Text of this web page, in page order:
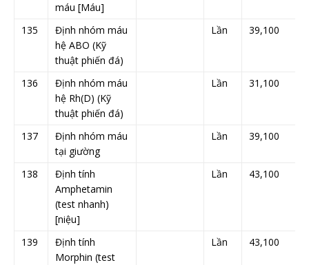
máu [Máu]
135
Định nhóm máu
hệ ABO (Kỹ
thuật phiến đá)
Lần 39,100
136
Định nhóm máu
hệ Rh(D) (Kỹ
thuật phiến đá)
Lần 31,100
137
Định nhóm máu
tại giường
Lần 39,100
138
Định tính
Amphetamin
(test nhanh)
[niệu]
Lần 43,100
139
Định tính
Morphin (test
Lần 43,100